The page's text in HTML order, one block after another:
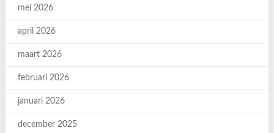
mei 2026
april 2026
maart 2026
februari 2026
januari 2026
december 2025